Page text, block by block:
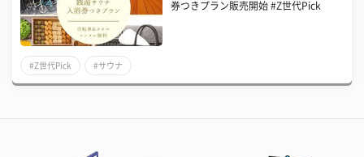
券つきプラン販売開始 #Z世代Pick
#Z世代Pick #サウナ